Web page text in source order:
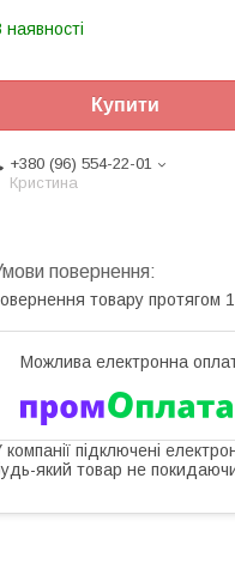
наявності
Купити
+380 (96) 554-22-01
Кристина
товару протягом
компанії підключені
який товар не